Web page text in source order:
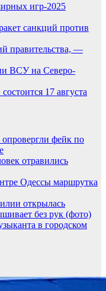
игр-2025
санкций против
правительства, —
ВСУ на Северо-
17 августа
фейк по
отравились
Одессы маршрутка
открылась
без рук (фото)
в городском